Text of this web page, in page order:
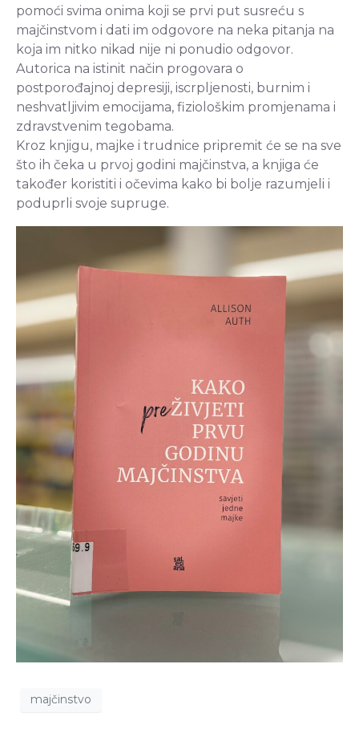
pomoći svima onima koji se prvi put susreću s
majčinstvom i dati im odgovore na neka pitanja na
koja im nitko nikad nije ni ponudio odgovor.
Autorica na istinit način progovara o
postporođajnoj depresiji, iscrpljenosti, burnim i
neshvatljivim emocijama, fiziološkim promjenama i
zdravstvenim tegobama.
Kroz knjigu, majke i trudnice pripremit će se na sve
što ih čeka u prvoj godini majčinstva, a knjiga će
također koristiti i očevima kako bi bolje razumjeli i
poduprli svoje supruge.
majčinstvo